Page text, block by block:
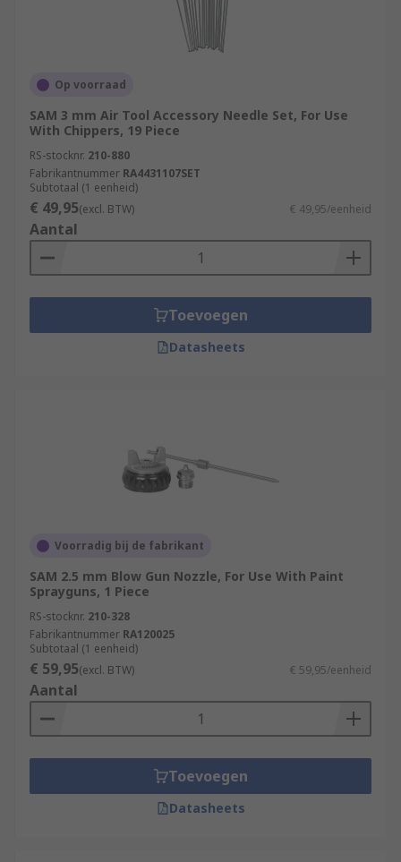
Op voorraad
SAM 3 mm Air Tool Accessory Needle Set, For Use
With Chippers, 19 Piece
RS-stocknr. 210-880
Fabrikantnummer RA4431107SET
Subtotaal (1 eenheid)
€ 49,95(excl. BTW) € 49,95/eenheid
Aantal
Toevoegen
Datasheets
Voorradig bij de fabrikant
SAM 2.5 mm Blow Gun Nozzle, For Use With Paint
Sprayguns, 1 Piece
RS-stocknr. 210-328
Fabrikantnummer RA120025
Subtotaal (1 eenheid)
€ 59,95(excl. BTW) € 59,95/eenheid
Aantal
Toevoegen
Datasheets